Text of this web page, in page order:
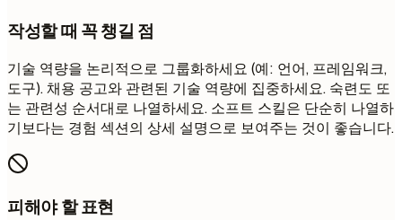
작성할 때 꼭 챙길 점
기술 역량을 논리적으로 그룹화하세요 (예: 언어, 프레임워크,
도구). 채용 공고와 관련된 기술 역량에 집중하세요. 숙련도 또
는 관련성 순서대로 나열하세요. 소프트 스킬은 단순히 나열하
기보다는 경험 섹션의 상세 설명으로 보여주는 것이 좋습니다.
피해야 할 표현